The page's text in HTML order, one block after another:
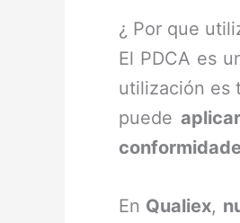
¿ Por que
El PDCA es
utilización es
puede
En Qualiex,